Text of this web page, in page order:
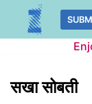
Skip
सखा सोबती